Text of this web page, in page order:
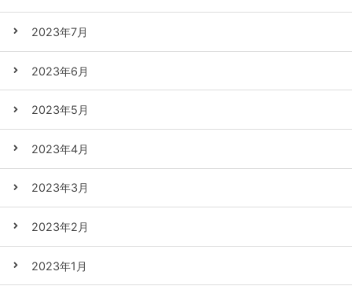
2023年7月
2023年6月
2023年5月
2023年4月
2023年3月
2023年2月
2023年1月